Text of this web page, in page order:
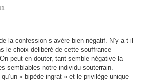
la confession s’avère bien négatif. N’y a-t-il
le choix délibéré de cette souffrance
peut en douter, tant semble négative la
semblables notre individu souterrain.
qu’un « bipède ingrat » et le privilège unique